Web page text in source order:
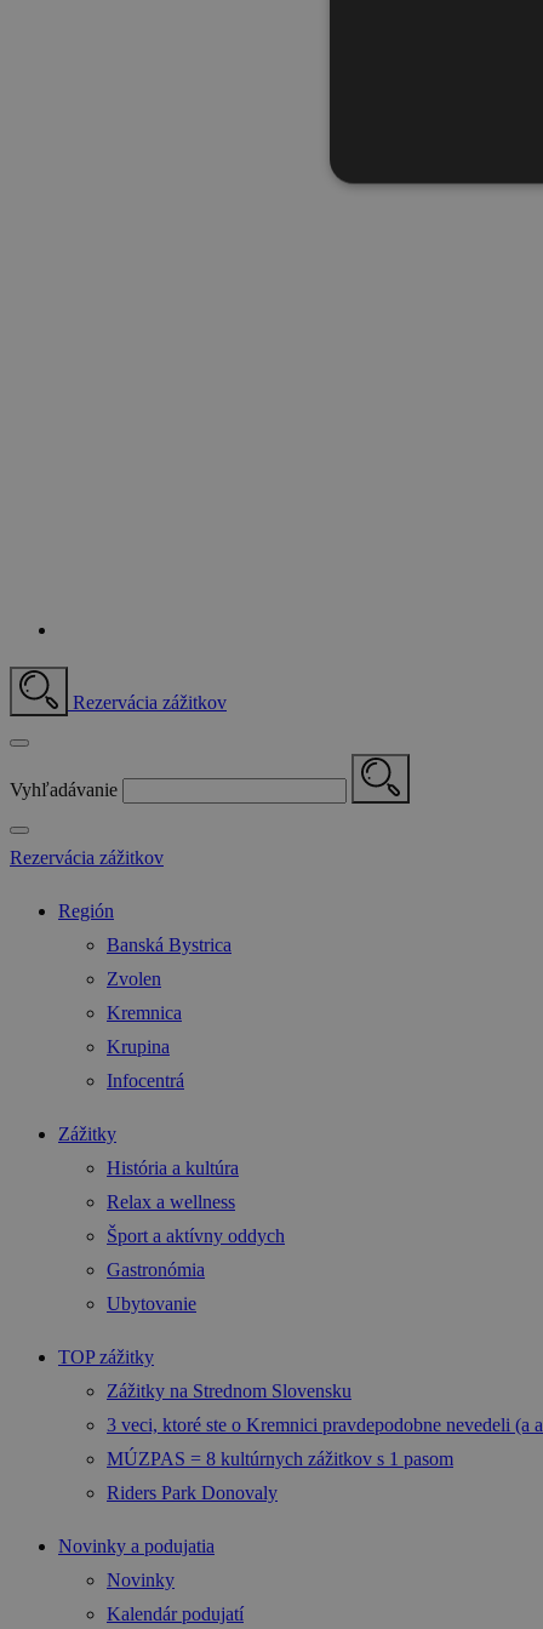
Rezervácia zážitkov
Vyhľadávanie
Rezervácia zážitkov
Región
Banská Bystrica
Zvolen
Kremnica
Krupina
Infocentrá
Zážitky
História a kultúra
Relax a wellness
Šport a aktívny oddych
Gastronómia
Ubytovanie
TOP zážitky
Zážitky na Strednom Slovensku
3 veci, ktoré ste o Kremnici pravdepodobne nevedeli (a
MÚZPAS = 8 kultúrnych zážitkov s 1 pasom
Riders Park Donovaly
Novinky a podujatia
Novinky
Kalendár podujatí